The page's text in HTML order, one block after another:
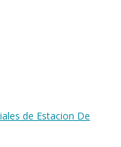
de Estacion De